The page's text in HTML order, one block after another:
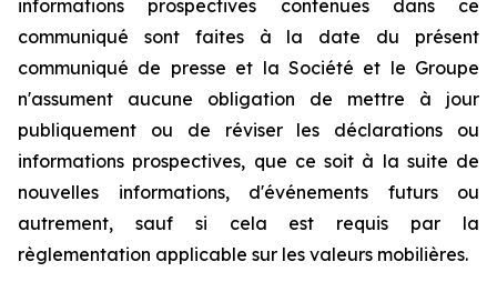
informations prospectives contenues dans ce
communiqué sont faites à la date du présent
communiqué de presse et la Société et le Groupe
n'assument aucune obligation de mettre à jour
publiquement ou de réviser les déclarations ou
informations prospectives, que ce soit à la suite de
nouvelles informations, d'événements futurs ou
autrement, sauf si cela est requis par la
règlementation applicable sur les valeurs mobilières.